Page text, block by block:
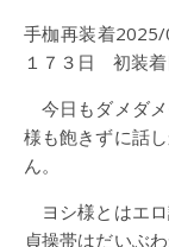
手枷再装着
１７３日 初装
今日もダメダ
様も飽きずに話
ん。
ヨシ様とはエロ
貞操帯はだいぶ